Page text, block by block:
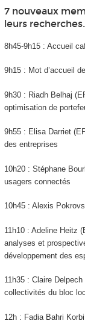
7 nouveaux
leurs recherches.
8h45-9h15 : Accueil
9h15 : Mot d’accueil
9h30 : Riadh Belhaj
optimisation de
9h55 : Elisa Darriet
des entreprises
10h20 : Stéphane
usagers connectés
10h45 : Alexis
11h10 : Adeline Heitz
analyses et
développement des
11h35 : Claire
collectivités du bloc
12h : Fadia Bahri